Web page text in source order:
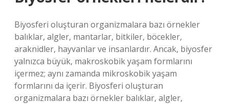
Biyosferi oluşturan organizmalara bazı örnekler
balıklar, algler, mantarlar, bitkiler, böcekler,
araknidler, hayvanlar ve insanlardır. Ancak, biyosfer
yalnızca büyük, makroskobik yaşam formlarını
içermez; aynı zamanda mikroskobik yaşam
formlarını da içerir. Biyosferi oluşturan
organizmalara bazı örnekler balıklar, algler,